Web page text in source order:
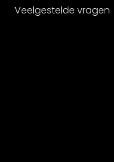
Veelgestelde vragen